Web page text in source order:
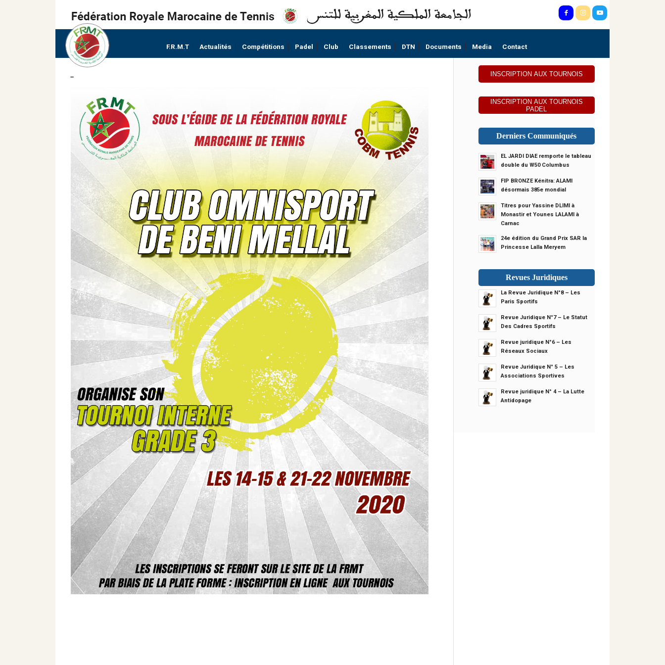
F.R.M.T Actualités Compétitions Padel Club Classements DTN Documents Media Contact
– INSCRIPTION AUX TOURNOIS
INSCRIPTION AUX TOURNOIS
PADEL
Derniers Communiqués
EL JARDI DIAE remporte le tableau
double du W50 Columbus
FIP BRONZE Kénitra: ALAMI
désormais 385e mondial
Titres pour Yassine DLIMI à
Monastir et Younes LALAMI à
Carnac
24e édition du Grand Prix SAR la
Princesse Lalla Meryem
Revues Juridiques
La Revue Juridique N°8 – Les
Paris Sportifs
Revue Juridique N°7 – Le Statut
Des Cadres Sportifs
Revue juridique N°6 – Les
Réseaux Sociaux
Revue Juridique N° 5 – Les
Associations Sportives
Revue juridique N° 4 – La Lutte
Antidopage